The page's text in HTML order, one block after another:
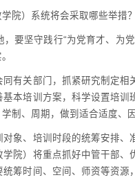
院）系统将会采取哪些举措？
要坚守践行“为党育才、为
有关部门，抓紧研究制定
本培训方案，科学设置培
制、周期，做到适合适度、
象、培训时段的统筹安排
院）将重点抓好中管干部
筹时间、空间、师资等资